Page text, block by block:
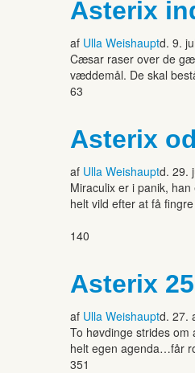
Asterix
af Ulla Weishauptd. 9.
Cæsar raser over de
væddemål. De skal
63
Asterix
af Ulla Weishauptd. 29.
Miraculix er i panik,
helt vild efter at få
140
Asterix
af Ulla Weishauptd. 27.
To høvdinge strides
helt egen agenda…får
351